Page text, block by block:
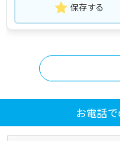
保存する
お電話